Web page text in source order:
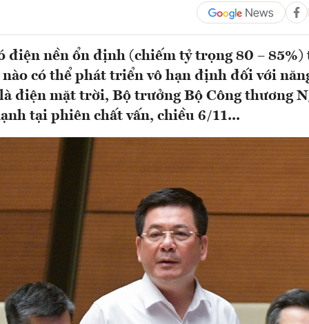
điện nền ổn định (chiếm tỷ trọng 80 –
nào có thể phát triển vô hạn định đối với
điện mặt trời, Bộ trưởng Bộ Công thương
tại phiên chất vấn, chiều 6/11...